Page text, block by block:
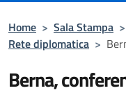
Home > Sala Stampa >
Rete diplomatica >
Berna,